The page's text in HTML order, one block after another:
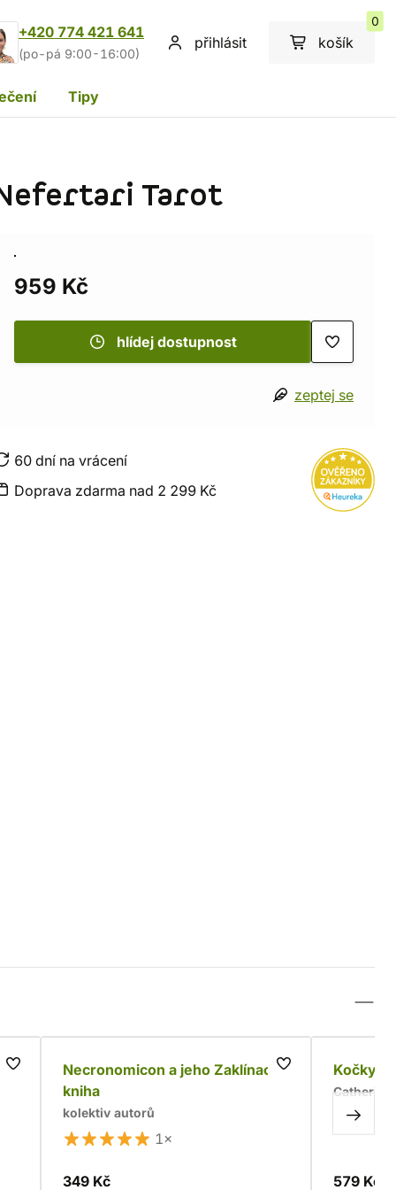
+420 774 421 641
(po-pá 9:00-16:00)
přihlásit košík
0
Tipy
Tarot
959 Kč
hlídej dostupnost
zeptej se
60 dní na vrácení
Doprava zdarma nad 2 299 Kč
Necronomicon a jeho Zaklínací
kniha
kolektiv autorů
1×
349 Kč
Kočky
579 Kč